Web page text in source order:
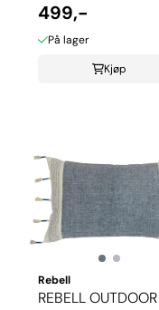
CLASSIC BLUE
499,-
På lager
Kjøp
Rebell
REBELL OUTDOOR